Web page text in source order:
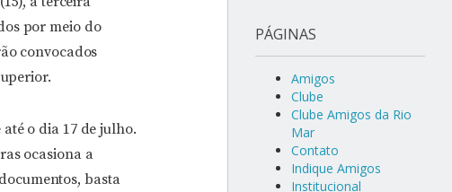
por meio do
convocados
o dia 17 de julho.
ocasiona a
basta
PÁGINAS
Amigos
Clube
Clube Amigos da Rio
Mar
Contato
Indique Amigos
Institucional